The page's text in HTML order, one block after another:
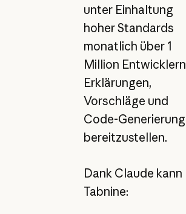
unter Einhaltung
hoher Standards
monatlich über 1
Million Entwicklern
Erklärungen,
Vorschläge und
Code-Generierung
bereitzustellen.
Dank Claude kann
Tabnine: